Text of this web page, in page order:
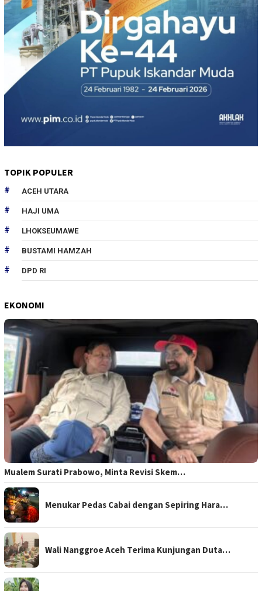
TOPIK POPULER
ACEH UTARA
HAJI UMA
LHOKSEUMAWE
BUSTAMI HAMZAH
DPD RI
EKONOMI
Mualem Surati Prabowo, Minta Revisi Skem…
Menukar Pedas Cabai dengan Sepiring Hara…
Wali Nanggroe Aceh Terima Kunjungan Duta…